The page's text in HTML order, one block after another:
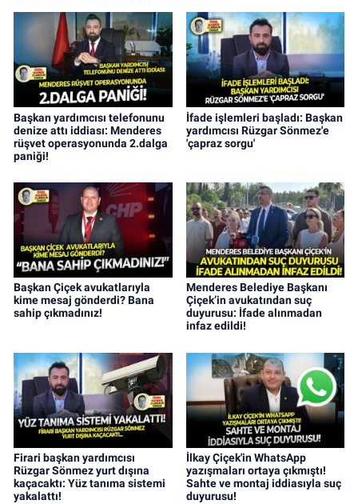
Başkan yardımcısı telefonunu
denize attı iddiası: Menderes
rüşvet operasyonunda 2.dalga
paniği!
İfade işlemleri başladı: Başkan
yardımcısı Rüzgar Sönmez'e
'çapraz sorgu'
Başkan Çiçek avukatlarıyla
kime mesaj gönderdi? Bana
sahip çıkmadınız!
Menderes Belediye Başkanı
Çiçek’in avukatından suç
duyurusu: İfade alınmadan
infaz edildi!
Firari başkan yardımcısı
Rüzgar Sönmez yurt dışına
kaçacaktı: Yüz tanıma sistemi
yakalattı!
İlkay Çiçek'in WhatsApp
yazışmaları ortaya çıkmıştı!
Sahte ve montaj iddiasıyla suç
duyurusu!